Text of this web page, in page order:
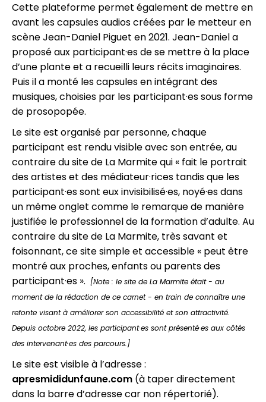
Cette plateforme permet également de mettre en
avant les capsules audios créées par le metteur en
scène Jean-Daniel Piguet en 2021. Jean-Daniel a
proposé aux participant·es de se mettre à la place
d’une plante et a recueilli leurs récits imaginaires.
Puis il a monté les capsules en intégrant des
musiques, choisies par les participant·es sous forme
de prosopopée.
Le site est organisé par personne, chaque
participant est rendu visible avec son entrée, au
contraire du site de La Marmite qui « fait le portrait
des artistes et des médiateur·rices tandis que les
participant·es sont eux invisibilisé·es, noyé·es dans
un même onglet comme le remarque de manière
justifiée le professionnel de la formation d’adulte. Au
contraire du site de La Marmite, très savant et
foisonnant, ce site simple et accessible « peut être
montré aux proches, enfants ou parents des
participant·es ». [Note : le site de La Marmite était - au
moment de la rédaction de ce carnet - en train de connaître une
refonte visant à améliorer son accessibilité et son attractivité.
Depuis octobre 2022, les participant·es sont présenté·es aux côtés
des intervenant·es des parcours.]
Le site est visible à l’adresse :
apresmididunfaune.com (à taper directement
dans la barre d’adresse car non répertorié).